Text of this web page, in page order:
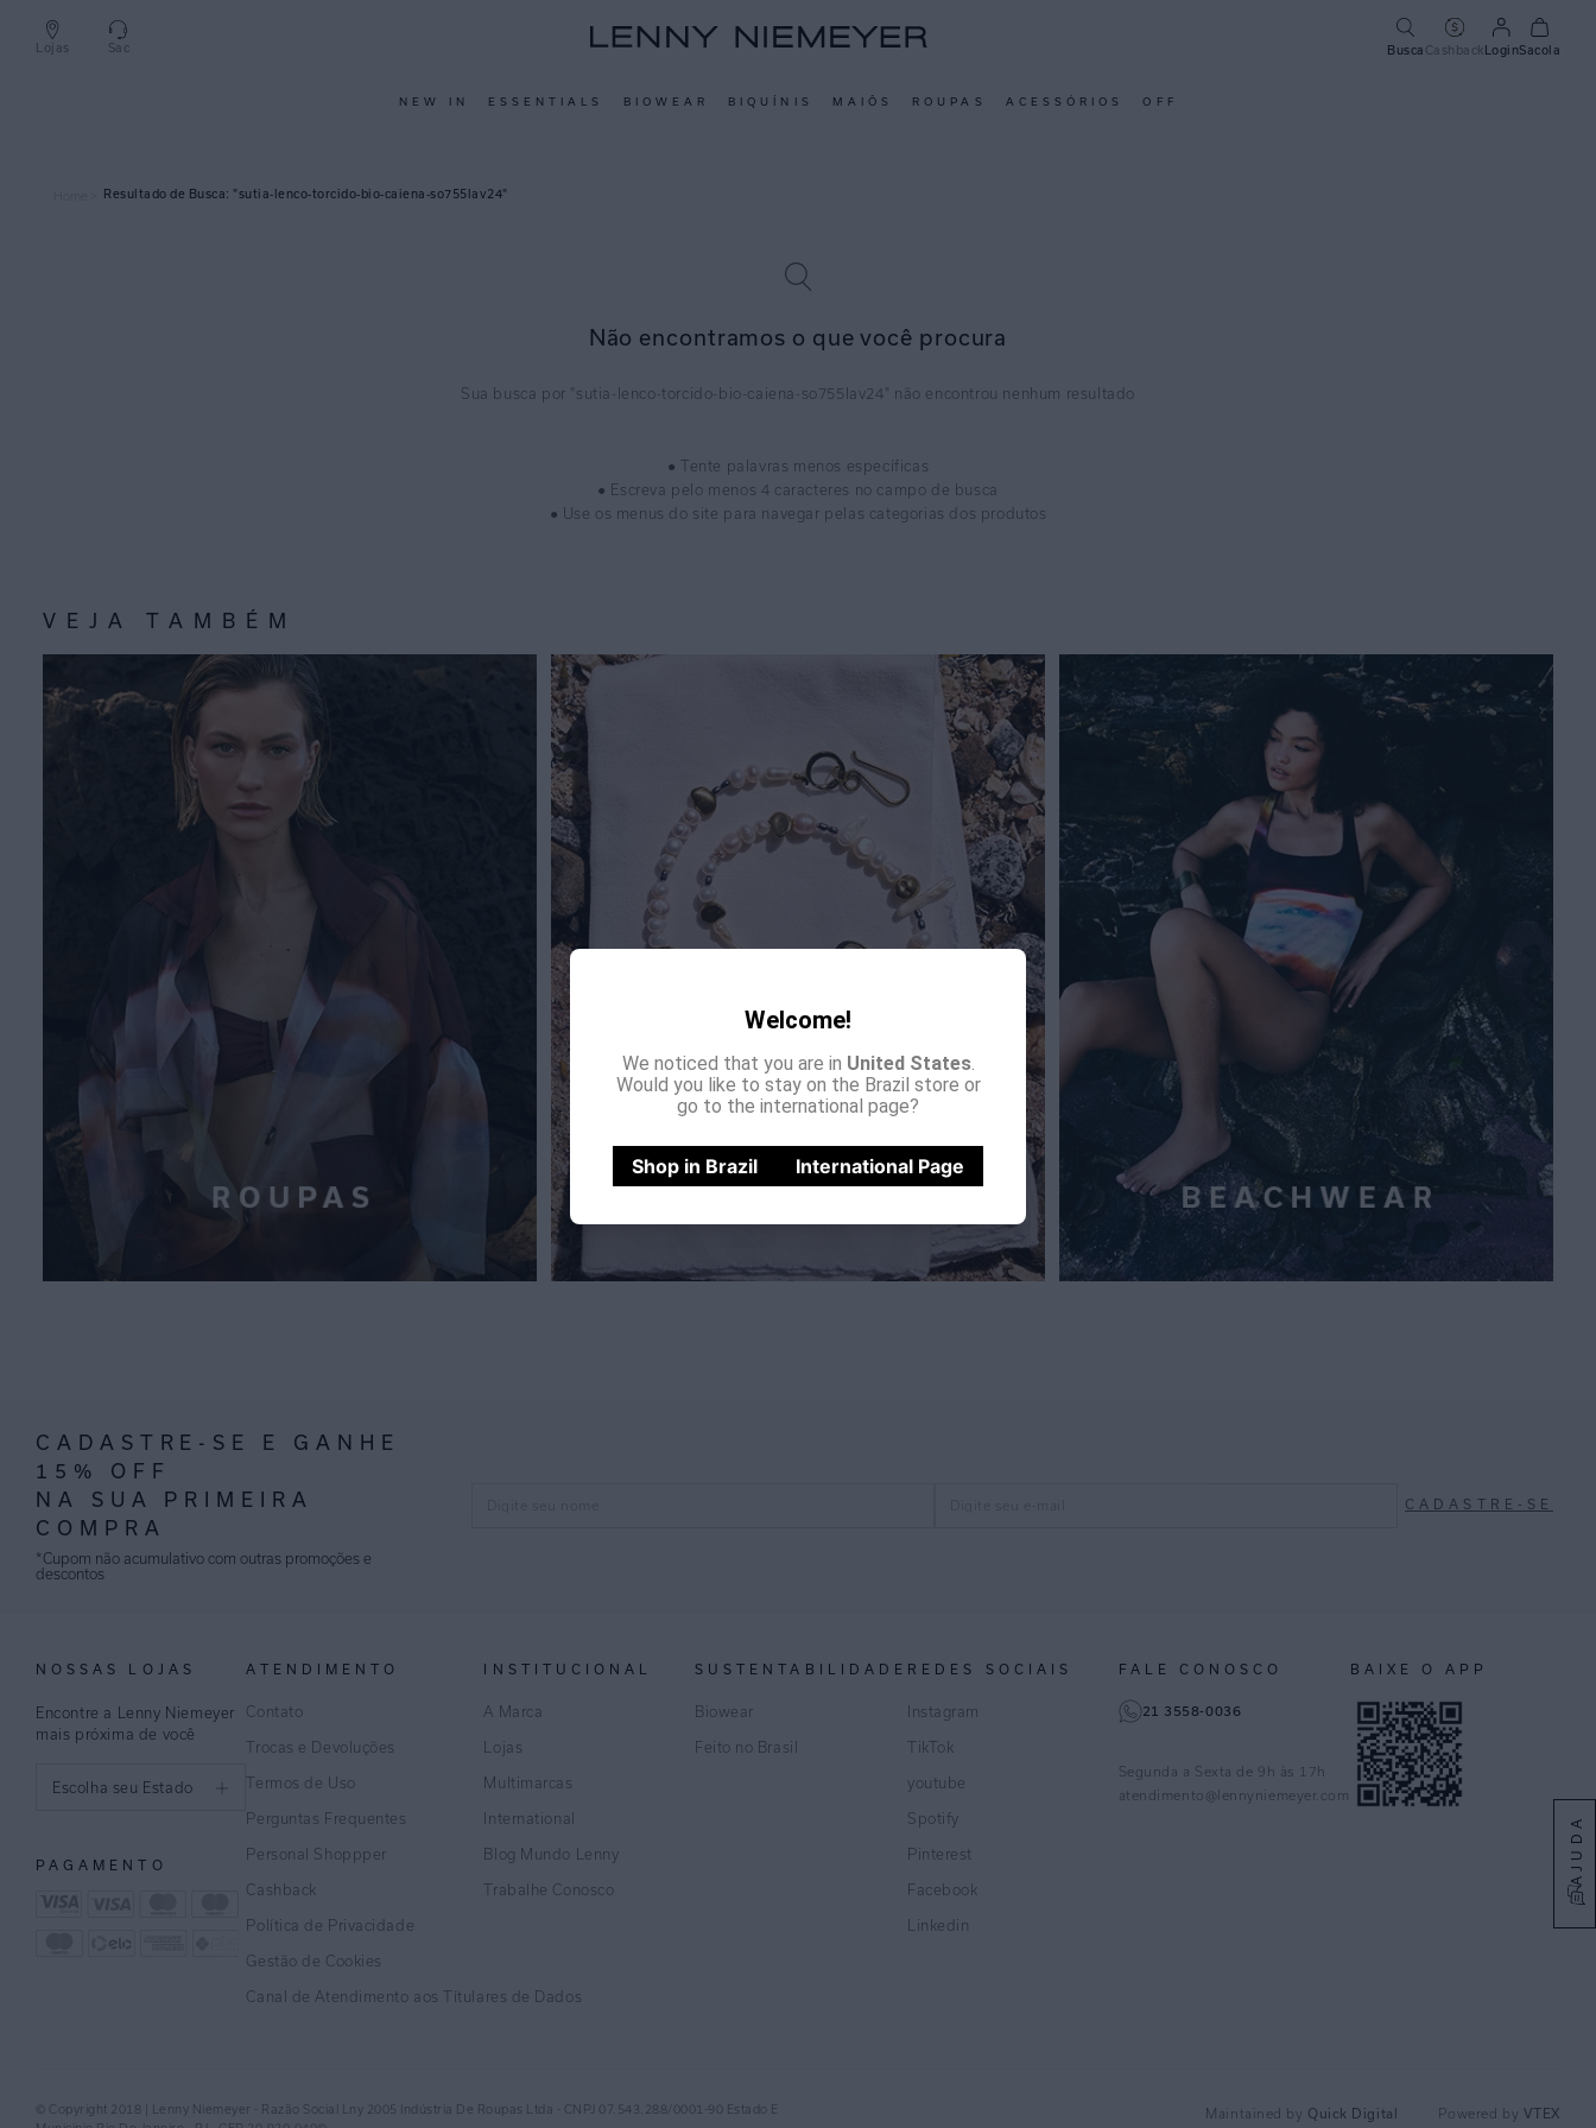
AJUDA
Lojas Sac Busca CashbackLoginSacola
NEW IN ESSENTIALS BIOWEAR BIQUÍNIS MAIÔS ROUPAS ACESSÓRIOS OFF
Welcome!
We noticed that you are in United States.
Would you like to stay on the Brazil store or
go to the international page?
Shop in Brazil International Page
sutia-lenco-torcido-bio-caiena-so755lav24
Não encontramos o que você procura
sutia-lenco-torcido-bio-caiena-so755lav24
● Tente palavras menos específicas
● Escreva pelo menos 4 caracteres no campo de busca
● Use os menus do site para navegar pelas categorias dos produtos
VEJA TAMBÉM
CADASTRE-SE E GANHE
15% OFF
NA SUA PRIMEIRA
COMPRA
*Cupom não acumulativo com outras promoções e
descontos
CADASTRE-SE
NOSSAS LOJAS
Encontre a Lenny Niemeyer
mais próxima de você
Escolha seu Estado
Distrito Federal
PAGAMENTO
ATENDIMENTO
Contato
Trocas e Devoluções
Termos de Uso
Perguntas Frequentes
Personal Shoppper
Cashback
Política de Privacidade
Gestão de Cookies
Canal de Atendimento aos Títulares de Dados
INSTITUCIONAL
A Marca
Lojas
Multimarcas
International
Blog Mundo Lenny
Trabalhe Conosco
SUSTENTABILIDADE
Biowear
Feito no Brasil
REDES SOCIAIS
Instagram
TikTok
youtube
Spotify
Pinterest
Facebook
Linkedin
FALE CONOSCO
21 3558-0036
Segunda a Sexta de 9h às 17h
atendimento@lennyniemeyer.com
BAIXE O APP
© Copyright 2018 | Lenny Niemeyer - Razão Social Lny 2005 Indústria De Roupas Ltda - CNPJ 07.543.288/0001-90 Estado E
Maintained by Quick Digital Powered by VTEX